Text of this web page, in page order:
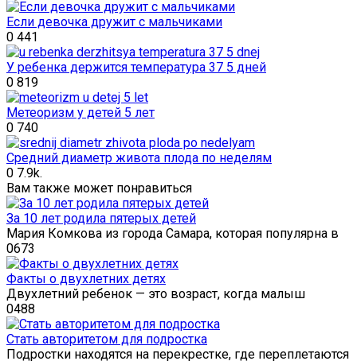
Если девочка дружит с мальчиками
0 441
У ребенка держится температура 37 5 дней
0 819
Метеоризм у детей 5 лет
0 740
Средний диаметр живота плода по неделям
0 7.9k.
Вам также может понравиться
За 10 лет родила пятерых детей
Мария Комкова из города Самара, которая популярна в
0673
Факты о двухлетних детях
Двухлетний ребенок — это возраст, когда малыш
0488
Стать авторитетом для подростка
Подростки находятся на перекрестке, где переплетаются